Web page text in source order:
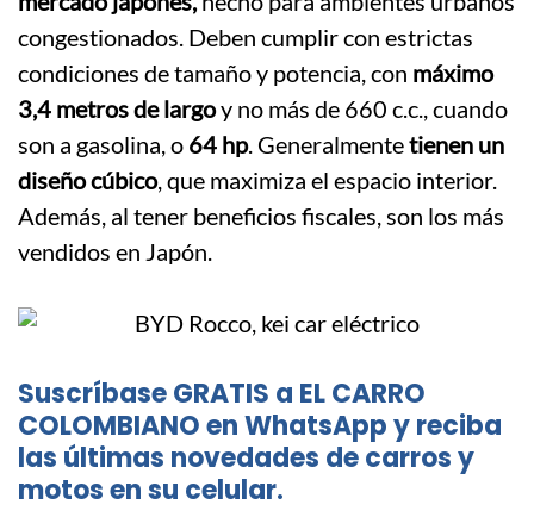
congestionados. Deben cumplir con estrictas
condiciones de tamaño y potencia, con máximo
3,4 metros de largoy no más de 660 c.c., cuando
son a gasolina, o 64 hp. Generalmentetienen un
diseño cúbico, que maximiza el espacio interior.
Además, al tener beneficios fiscales, son los más
vendidos en Japón.
Suscríbase GRATIS a EL CARRO
COLOMBIANO en WhatsApp y reciba
las últimas novedades de carros y
motos en su celular.